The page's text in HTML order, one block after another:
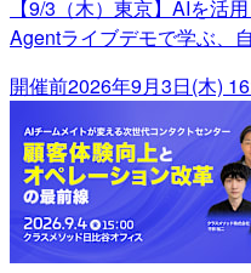
【9/3（木）東京】AIを活
Agentライブデモで学ぶ、
開催前2026年9月3日(木)